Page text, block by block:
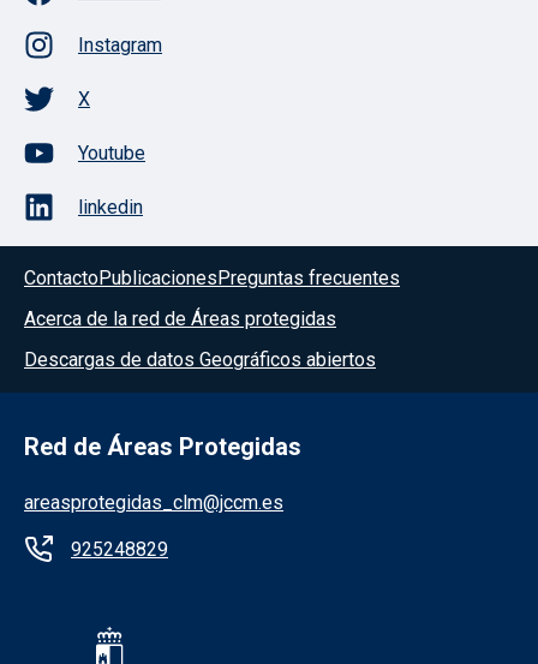
Instagram
X
Youtube
linkedin
ContactoPublicaciones Preguntas frecuentes
Acerca de la red de Áreas protegidas
Descargas de datos Geográficos abiertos
Red de Áreas Protegidas
areasprotegidas_clm@jccm.es
925248829